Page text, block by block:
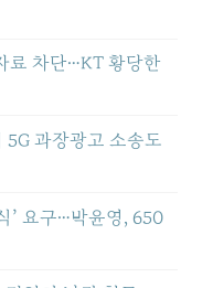
료 차단…KT 황당한
과장광고 소송도
’ 요구…박윤영, 650